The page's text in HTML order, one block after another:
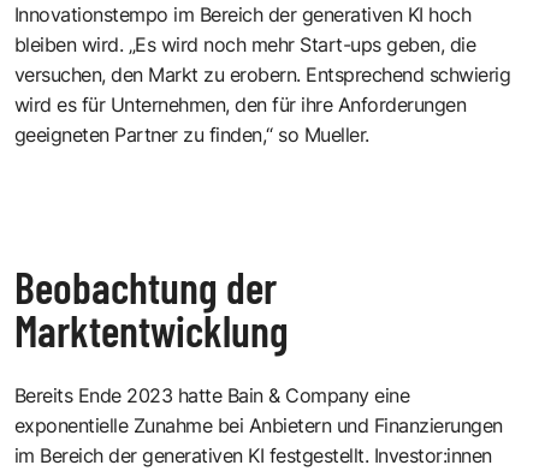
Innovationstempo im Bereich der generativen KI hoch
bleiben wird. „Es wird noch mehr Start-ups geben, die
versuchen, den Markt zu erobern. Entsprechend schwierig
wird es für Unternehmen, den für ihre Anforderungen
geeigneten Partner zu finden,“ so Mueller.
Beobachtung der
Marktentwicklung
Bereits Ende 2023 hatte Bain & Company eine
exponentielle Zunahme bei Anbietern und Finanzierungen
im Bereich der generativen KI festgestellt. Investor:innen